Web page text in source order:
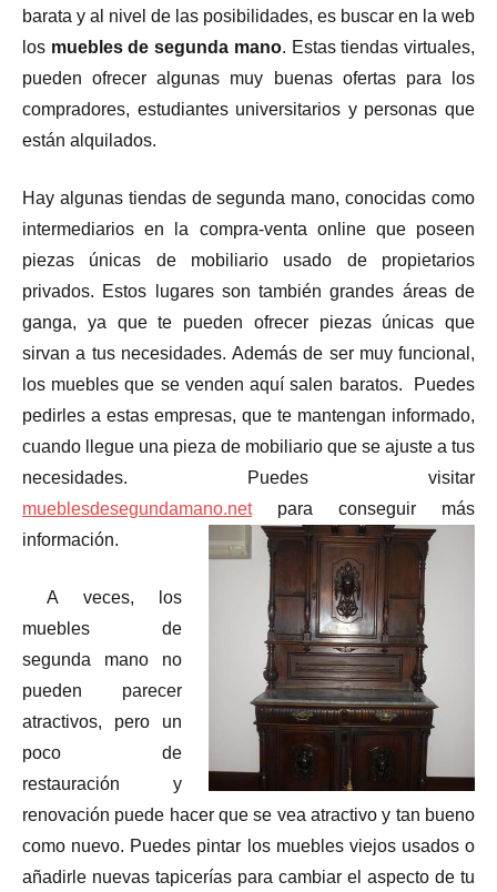
barata y al nivel de las posibilidades, es buscar en la web
los muebles de segunda mano. Estas tiendas virtuales,
pueden ofrecer algunas muy buenas ofertas para los
compradores, estudiantes universitarios y personas que
están alquilados.
Hay algunas tiendas de segunda mano, conocidas como
intermediarios en la compra-venta online que poseen
piezas únicas de mobiliario usado de propietarios
privados. Estos lugares son también grandes áreas de
ganga, ya que te pueden ofrecer piezas únicas que
sirvan a tus necesidades. Además de ser muy funcional,
los muebles que se venden aquí salen baratos. Puedes
pedirles a estas empresas, que te mantengan informado,
cuando llegue una pieza de mobiliario que se ajuste a tus
necesidades. Puedes visitar
mueblesdesegundamano.netpara conseguir más
información.
A veces, los
muebles de
segunda mano no
pueden parecer
atractivos, pero un
poco de
restauración y
renovación puede hacer que se vea atractivo y tan bueno
como nuevo. Puedes pintar los muebles viejos usados ​​o
añadirle nuevas tapicerías para cambiar el aspecto de tu